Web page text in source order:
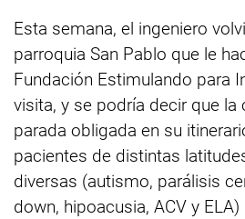
Esta semana, el ingeniero
parroquia San Pablo que le
Fundación Estimulando para
visita, y se podría decir que la
parada obligada en su
pacientes de distintas
diversas (autismo, parálisis
down, hipoacusia, ACV y